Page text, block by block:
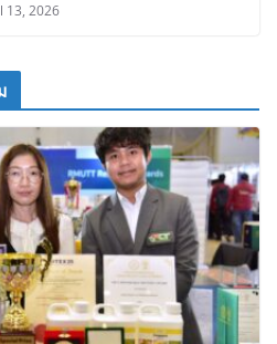
13, 2026